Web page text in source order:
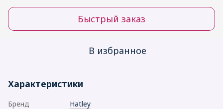
Быстрый заказ
В избранное
Характеристики
Бренд
Hatley